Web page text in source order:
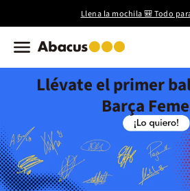
Llena la mochila 🎒 Todo
Llévate el primer
Barça